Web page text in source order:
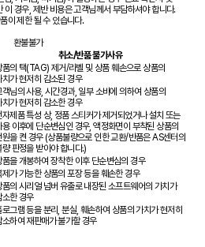
경우, 제반 비용은 고객님께서 부담하셔야 합니다.
이 제한 될 수 있습니다.
환불불가
취소/반품 불가사유
품의 택(TAG) 제거/라벨 및 상품 훼손으로 상품의
치가 현저히 감소된 경우
객님의 사용, 시간경과, 일부 소비에 의하여 상품의
치가 현저히 감소한 경우
자제품 특성 상, 정품 스티커가 제거되었거나 설치 또는
용 이후에 단순변심인 경우, 액정화면이 부착된 상품의
원을 켠 경우 (상품불량으로 인한 교환/반품은 AS센터의
량 판정을 받아야 합니다.)
품을 개봉하여 장착한 이후 단순변심의 경우
제가 가능한 상품의 포장 등을 훼손한 경우
품의 시리얼 넘버 유출로 내장된 소프트웨어의 가치가
소한 경우
로그램 등을 분리, 분실, 훼손하여 상품의 가치가 현저히
소하여 재판매가 불가할 경우